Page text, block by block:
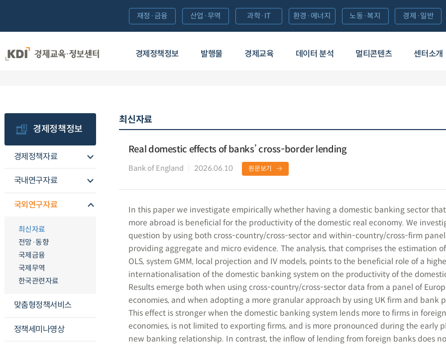
경제정책정보 발행물 경제교육 데이터 분석 멀티콘텐츠 센터소개
재정·금융 산업·무역 과학·IT 환경·에너지 노동·복지 경제·일반
경제정책정보
경제정책자료
국내연구자료
국외연구자료
최신자료
전망·동향
국제금융
국제무역
한국관련자료
맞춤형정책서비스
정책세미나영상
최신자료
Real domestic effects of banks’ cross-border lending
Bank of England 2026.06.10 원문보기
In this paper we investigate empirically whether having a domestic banking sector
more abroad is beneficial for the productivity of the domestic real economy. We
question by using both cross-country/cross-sector and within-country/cross-firm
providing aggregate and micro evidence. The analysis, that comprises the estimation
OLS, system GMM, local projection and IV models, points to the beneficial role of a
internationalisation of the domestic banking system on the productivity of the
Results emerge both when using cross-country/cross-sector data from a panel of
economies, and when adopting a more granular approach by using UK firm and bank
This effect is stronger when the domestic banking system lends more to firms in
economies, is not limited to exporting firms, and is more pronounced during the early
new banking relationship. In contrast, the inflow of lending from foreign banks does